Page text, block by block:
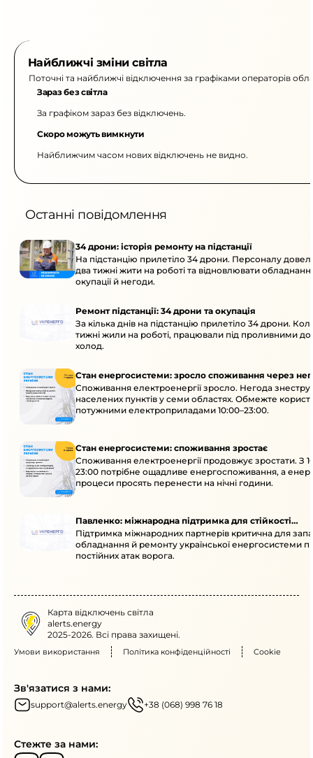
Найближчі зміни світла
Поточні та найближчі відключення за графіками операторів
Зараз без світла
За графіком зараз без відключень.
Скоро можуть вимкнути
Найближчим часом нових відключень не видно.
Останні повідомлення
34 дрони: історія ремонту на підстанції
На підстанцію прилетіло 34 дрони. Персоналу
два тижні жити на роботі та відновлювати
окупації й негоди.
Ремонт підстанції: 34 дрони та окупація
За кілька днів на підстанцію прилетіло 34 дрони.
тижні жили на роботі, працювали під проливними
холод.
Стан енергосистеми: зросло споживання через
Споживання електроенергії зросло. Негода
населених пунктів у семи областях. Обмежте
потужними електроприладами 10:00–23:00.
Стан енергосистеми: споживання зростає
Споживання електроенергії продовжує зростати. З
23:00 потрібне ощадливе енергоспоживання, а
процеси просять перенести на нічні години.
Павленко: міжнародна підтримка для стійкості
енергосистеми
Підтримка міжнародних партнерів критична для
обладнання й ремонту української енергосистеми
постійних атак ворога.
Карта відключень світла
alerts.energy
2025-2026. Всі права захищені.
Умови використання Політика конфіденційності Cookie
Зв'язатися з нами:
support@alerts.energy +38 (068) 998 76 18
Стежте за нами: